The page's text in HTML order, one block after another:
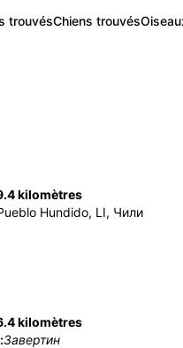
trouvésChiens trouvés
kilomètres
Hundido, LI, Чили
kilomètres
Завертин